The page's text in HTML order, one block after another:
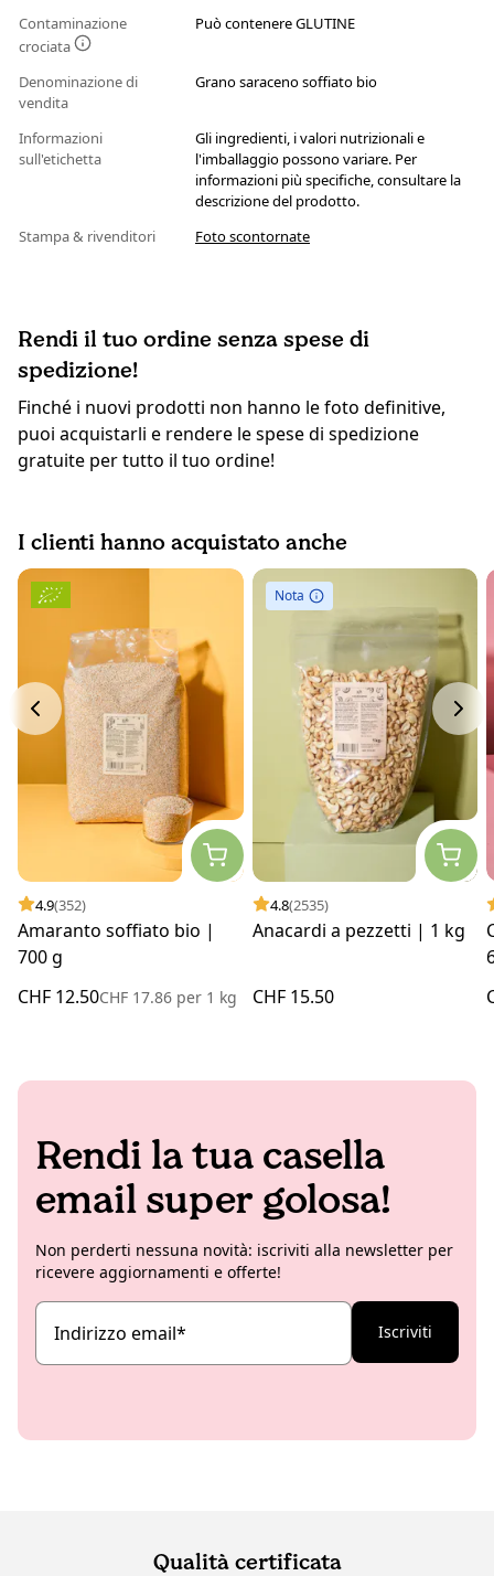
Contaminazione
crociata
Può contenere GLUTINE
Denominazione di
vendita
Grano saraceno soffiato bio
Informazioni
sull'etichetta
Gli ingredienti, i valori nutrizionali e
l'imballaggio possono variare. Per
informazioni più specifiche, consultare la
descrizione del prodotto.
Stampa & rivenditori
Foto scontornate
Rendi il tuo ordine senza spese di
spedizione!
Finché i nuovi prodotti non hanno le foto definitive,
puoi acquistarli e rendere le spese di spedizione
gratuite per tutto il tuo ordine!
I clienti hanno acquistato anche
4.9(352)
Amaranto soffiato bio |
700 g
CHF 12.50CHF 17.86 per 1 kg
Nota
4.8(2535)
Anacardi a pezzetti | 1 kg
CHF 15.50
Rendi la tua casella
email super golosa!
Non perderti nessuna novità: iscriviti alla newsletter per
ricevere aggiornamenti e offerte!
Indirizzo email* Iscriviti
Qualità certificata